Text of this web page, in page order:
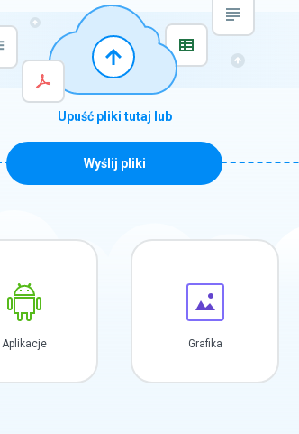
Upuść pliki tutaj lub
Wyślij pliki
Aplikacje Grafika